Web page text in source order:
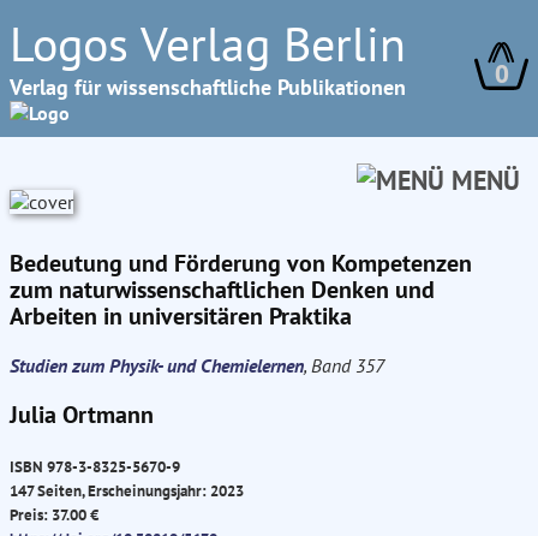
Logos Verlag Berlin
Verlag für wissenschaftliche Publikationen 0
MENÜ
Bedeutung und Förderung von Kompetenzen
zum naturwissenschaftlichen Denken und
Arbeiten in universitären Praktika
Studien zum Physik- und Chemielernen, Band 357
Julia Ortmann
ISBN 978-3-8325-5670-9
147 Seiten, Erscheinungsjahr: 2023
Preis: 37.00 €